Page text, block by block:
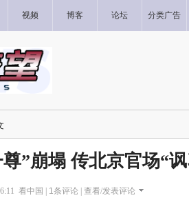
视频 博客 论坛 分类广告
尊”崩塌 传北京官场“
看中国 | 1条评论 | 查看/发表评论